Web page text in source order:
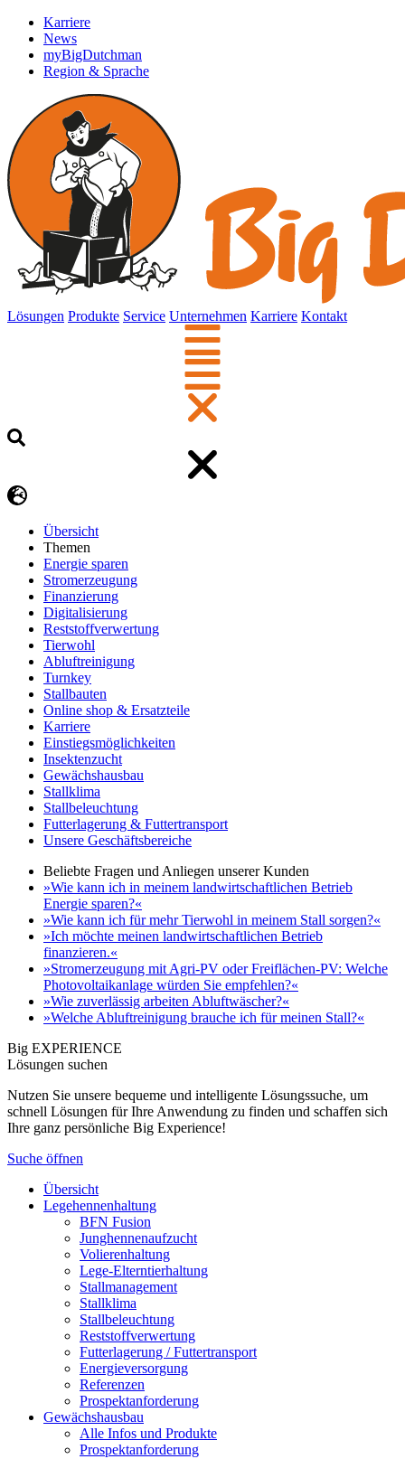
Karriere
News
myBigDutchman
Region & Sprache
Lösungen Produkte Service Unternehmen Karriere Kontakt
Übersicht
Themen
Energie sparen
Stromerzeugung
Finanzierung
Digitalisierung
Reststoffverwertung
Tierwohl
Abluftreinigung
Turnkey
Stallbauten
Online shop & Ersatzteile
Karriere
Einstiegsmöglichkeiten
Insektenzucht
Gewächshausbau
Stallklima
Stallbeleuchtung
Futterlagerung & Futtertransport
Unsere Geschäftsbereiche
Beliebte Fragen und Anliegen unserer Kunden
»Wie kann ich in meinem landwirtschaftlichen Betrieb
Energie sparen?«
»Wie kann ich für mehr Tierwohl in meinem Stall sorgen?«
»Ich möchte meinen landwirtschaftlichen Betrieb
finanzieren.«
»Stromerzeugung mit Agri-PV oder Freiflächen-PV: Welche
Photovoltaikanlage würden Sie empfehlen?«
»Wie zuverlässig arbeiten Abluftwäscher?«
»Welche Abluftreinigung brauche ich für meinen Stall?«
Big EXPERIENCE
Lösungen suchen
Nutzen Sie unsere bequeme und intelligente Lösungssuche, um
schnell Lösungen für Ihre Anwendung zu finden und schaffen sich
Ihre ganz persönliche Big Experience!
Suche öffnen
Übersicht
Legehennenhaltung
BFN Fusion
Junghennenaufzucht
Volierenhaltung
Lege-Elterntierhaltung
Stallmanagement
Stallklima
Stallbeleuchtung
Reststoffverwertung
Futterlagerung / Futtertransport
Energieversorgung
Referenzen
Prospektanforderung
Gewächshausbau
Alle Infos und Produkte
Prospektanforderung